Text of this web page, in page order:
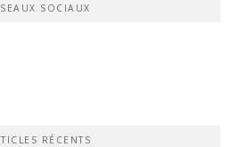
SOCIAUX
RÉCENTS